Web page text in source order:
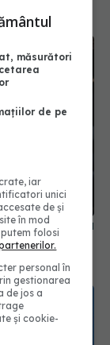
și reînnoirea
măsurători
de pe
iar
unici
de și
în mod
folosi
personal în
gestionarea
de jos a
și cookie-